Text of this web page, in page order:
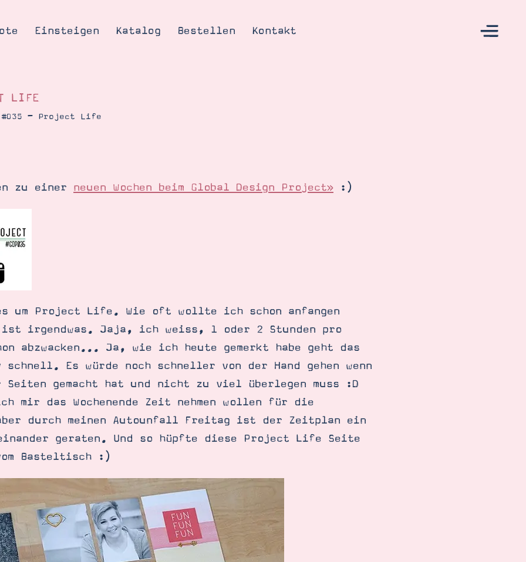
Einsteigen Katalog Bestellen Kontakt
Up!
SUCHE
LIFE
– Project Life
zu einer neuen Wochen beim Global Design Project» :)
es um Project Life. Wie oft wollte ich schon anfangen
ist irgendwas. Jaja, ich weiss, 1 oder 2 Stunden pro
abzwacken... Ja, wie ich heute gemerkt habe geht das
Es würde noch schneller von der Hand gehen wenn
Seiten gemacht hat und nicht zu viel überlegen muss :D
mir das Wochenende Zeit nehmen wollen für die
aber durch meinen Autounfall Freitag ist der Zeitplan ein
geraten. Und so hüpfte diese Project Life Seite
Basteltisch :)